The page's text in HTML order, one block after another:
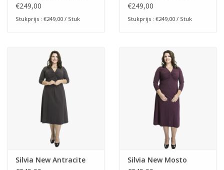
€249,00
Stukprijs : €249,00 / Stuk
€249,00
Stukprijs : €249,00 / Stuk
Silvia New Antracite
Silvia New Mosto